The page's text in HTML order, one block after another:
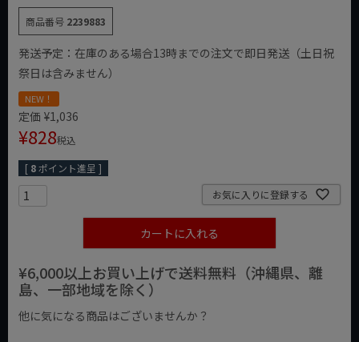
商品番号 2239883
発送予定：在庫のある場合13時までの注文で即日発送（土日祝
祭日は含みません）
NEW！
定価 ¥1,036
¥828税込
[ 8ポイント進呈 ]
お気に入りに登録する
カートに入れる
¥6,000以上お買い上げで送料無料（沖縄県、離
島、一部地域を除く）
他に気になる商品はございませんか？